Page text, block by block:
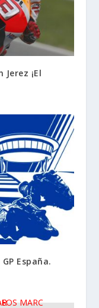
¡El
España.